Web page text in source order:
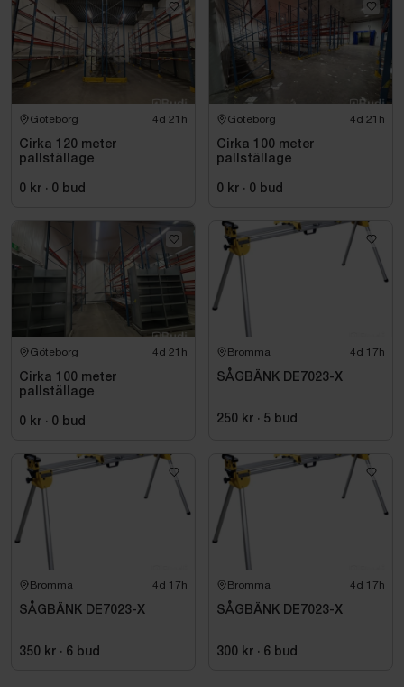
Utrustning
Komplett sågbana/stativ
Elektrisk matning
Sågaggregat
Kedjedrift
Justerbara stöd
Kyl-/smörjsystem
Höjdjustering
Övrigt
Har stått uppställd utomhus
Instruktionspärm finns
Anmärkningar
Startar vid enklare test
Normalt bruksslitage förekommer
Sågbandets skick okänt
Se bilder för mer information och skick.
Göteborg 4d 21h
Cirka 120 meter
pallställage
0 kr · 0 bud
Göteborg 4d 21h
Cirka 100 meter
pallställage
0 kr · 0 bud
Göteborg 4d 21h
Cirka 100 meter
pallställage
0 kr · 0 bud
Bromma 4d 17h
SÅGBÄNK DE7023-X
250 kr · 5 bud
Bromma 4d 17h
SÅGBÄNK DE7023-X
350 kr · 6 bud
Bromma 4d 17h
SÅGBÄNK DE7023-X
300 kr · 6 bud